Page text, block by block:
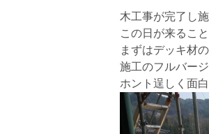
木工事が完了し
この日が来るこ
まずはデッキ材
施工のフルバージ
ホント逞しく面